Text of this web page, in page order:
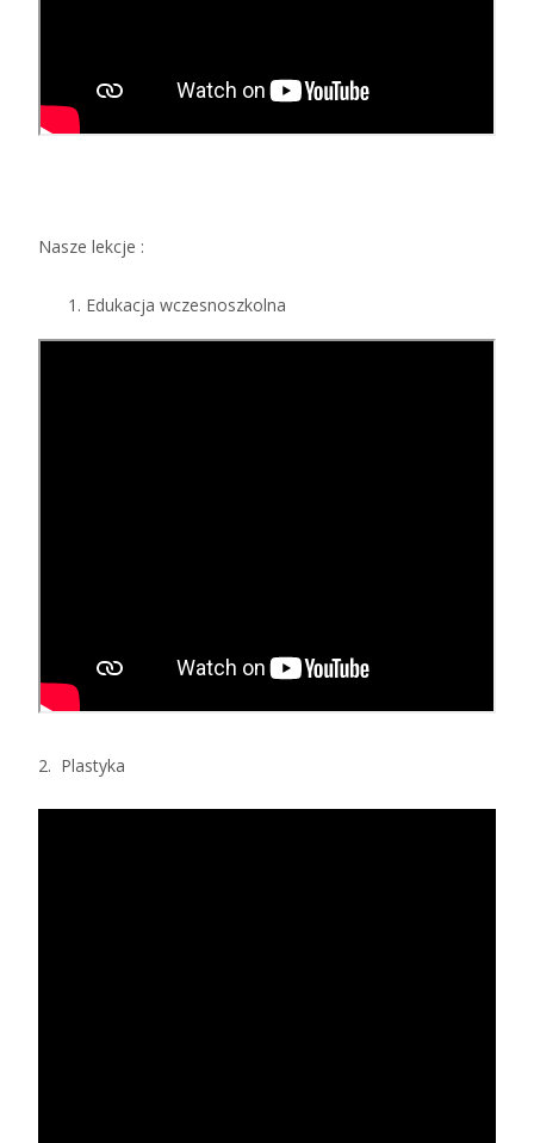
Nasze lekcje :
Edukacja wczesnoszkolna
2. Plastyka